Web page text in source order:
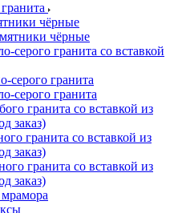
чёрные
чёрные
серого гранита со вставкой
серого гранита
серого гранита
гранита со вставкой из
заказ)
гранита со вставкой из
заказ)
гранита со вставкой из
заказ)